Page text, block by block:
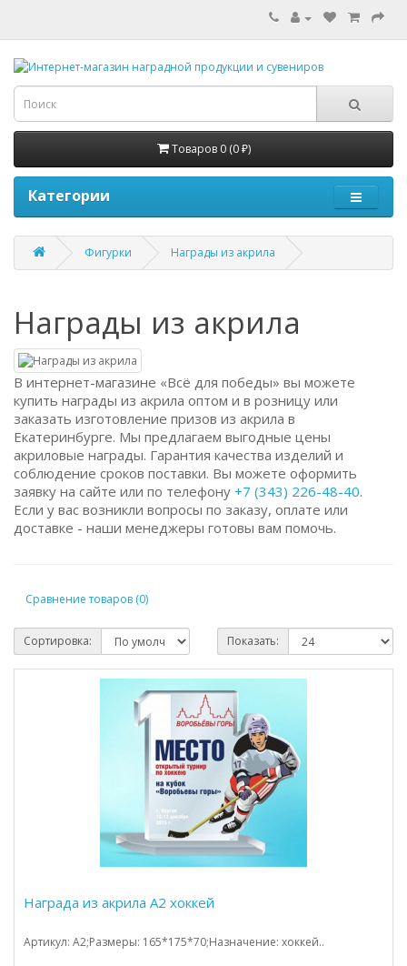
Товаров 0 (0 ₽)
Категории
Фигурки Награды из акрила
Награды из акрила
В интернет-магазине «Всё для победы» вы можете
купить награды из акрила оптом и в розницу или
заказать изготовление призов из акрила в
Екатеринбурге. Мы предлагаем выгодные цены
акриловые награды. Гарантия качества изделий и
соблюдение сроков поставки. Вы можете оформить
заявку на сайте или по телефону +7 (343) 226-48-40.
Если у вас возникли вопросы по заказу, оплате или
доставке - наши менеджеры готовы вам помочь.
Сравнение товаров (0)
Сортировка: Показать:
Награда из акрила A2 хоккей
Артикул: A2;Размеры: 165*175*70;Назначение: хоккей..